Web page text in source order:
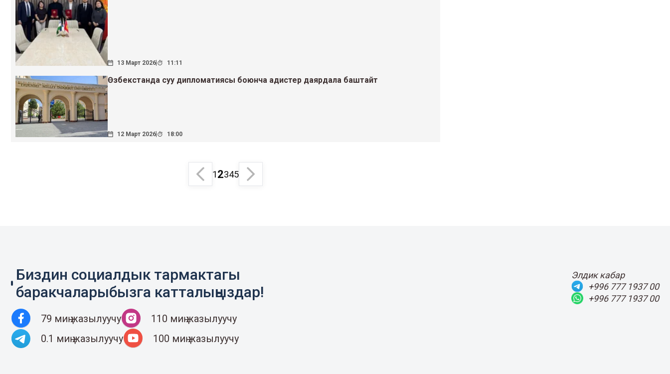
13 Март 2026 11:11
Өзбекстанда суу дипломатиясы боюнча адистер даярдала баштайт
12 Март 2026 18:00
12345
Биздин социалдык тармактагы
баракчаларыбызга катталыңыздар!
79 миң жазылуучу
110 миң жазылуучу
0.1 миң жазылуучу
100 миң жазылуучу
Элдик кабар
+996 777 1937 00
+996 777 1937 00